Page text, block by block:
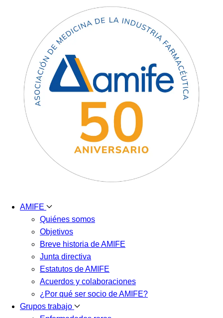
AMIFE
Quiénes somos
Objetivos
Breve historia de AMIFE
Junta directiva
Estatutos de AMIFE
Acuerdos y colaboraciones
¿Por qué ser socio de AMIFE?
Grupos trabajo